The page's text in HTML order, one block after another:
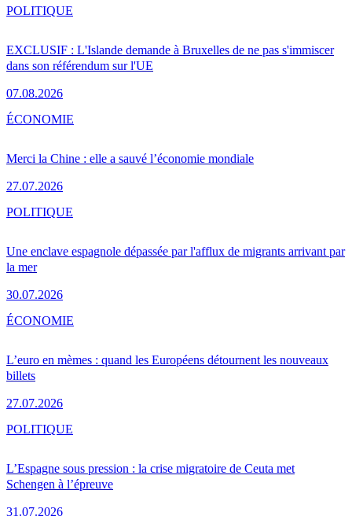
EXCLUSIF : L'Islande demande à Bruxelles de ne pas s'immiscer
dans son référendum sur l'UE
07.08.2026
POLITIQUE
Merci la Chine : elle a sauvé l’économie mondiale
27.07.2026
ÉCONOMIE
Une enclave espagnole dépassée par l'afflux de migrants arrivant par
la mer
30.07.2026
POLITIQUE
L’euro en mèmes : quand les Européens détournent les nouveaux
billets
27.07.2026
ÉCONOMIE
L’Espagne sous pression : la crise migratoire de Ceuta met
Schengen à l’épreuve
31.07.2026
POLITIQUE